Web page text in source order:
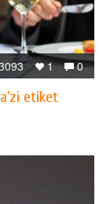
0
1
etiket